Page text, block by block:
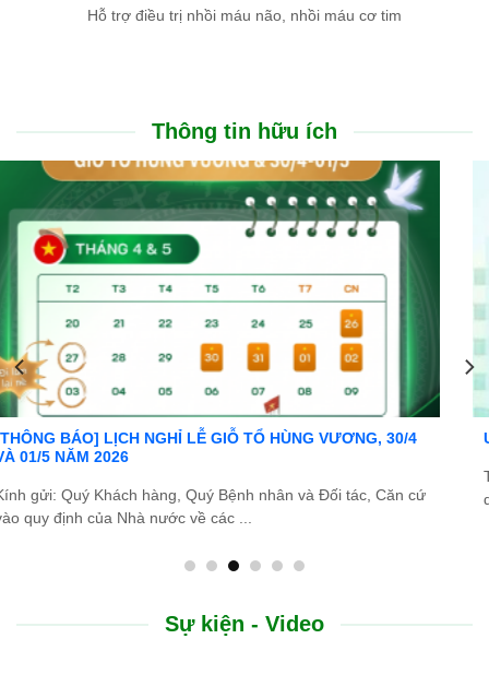
Hỗ trợ điều trị nhồi máu não, nhồi máu cơ tim
Thông tin hữu ích
Ưu đãi đặc biệt: Khám chữa bệnh áp dụng BHYT
do thiên tai lũ lụt, Bệnh viện Bình Dân ...
Sự kiện - Video